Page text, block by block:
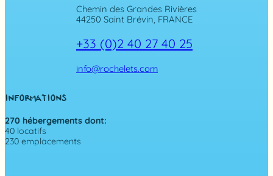
Chemin des Grandes Rivières
44250 Saint Brévin, FRANCE
+33 (0)2 40 27 40 25
info@rochelets.com
INFORMATIONS
270 hébergements dont:
40 locatifs
230 emplacements